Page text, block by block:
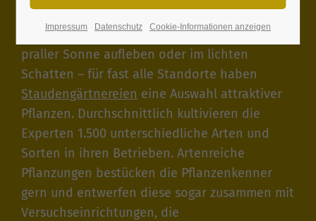
Wildstauden, Stauden, die Trockenzeiten
überstehen oder Überschwemmungen, die in
praller Sonne aufleben oder im lichten
Schatten – für fast alle Standorte haben
Staudengärtnereien eine Auswahl attraktiver
Pflanzen. Durchschnittlich kultivieren die
Experten 1.500 unterschiedliche Arten und
Sorten in ihren Betrieben. Artenreiche
Pflanzungen bestücken die Pflanzenkenner
gern und entwerfen diese sogar zusammen mit
Versuchseinrichtungen, die
Impressum Datenschutz Cookie-Informationen anzeigen